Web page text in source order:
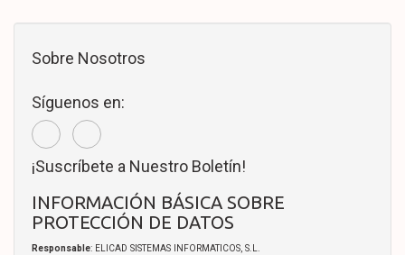
Sobre Nosotros
Síguenos en:
¡Suscríbete a Nuestro Boletín!
INFORMACIÓN BÁSICA SOBRE
PROTECCIÓN DE DATOS
Responsable: ELICAD SISTEMAS INFORMATICOS, S.L.